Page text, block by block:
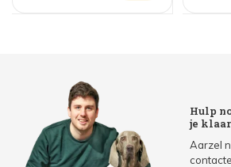
Hulp
je
Aarzel